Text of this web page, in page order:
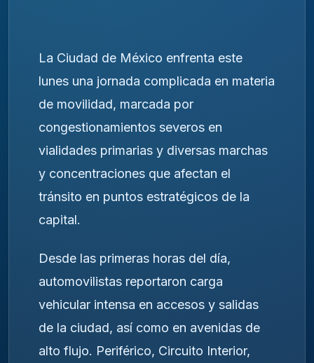
La Ciudad de México enfrenta este
lunes una jornada complicada en materia
de movilidad, marcada por
congestionamientos severos en
vialidades primarias y diversas marchas
y concentraciones que afectan el
tránsito en puntos estratégicos de la
capital.
Desde las primeras horas del día,
automovilistas reportaron carga
vehicular intensa en accesos y salidas
de la ciudad, así como en avenidas de
alto flujo. Periférico, Circuito Interior,